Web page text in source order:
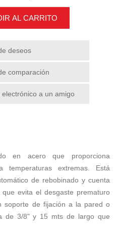
AL CARRITO
deseos
comparación
a un amigo
en acero que proporciona
temperaturas extremas. Está
de rebobinado y cuenta
evita el desgaste prematuro
soporte de fijación a la pared o
de 3/8" y 15 mts de largo que